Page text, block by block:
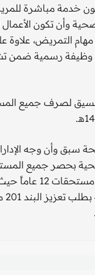
خدمة مباشرة
وأن تكون الأعمال
التمريض، علاوة
وظيفة رسمية ضمن
لصرف جميع
سبق وأن وجه
بحصر جميع
المكافأة التي شملت